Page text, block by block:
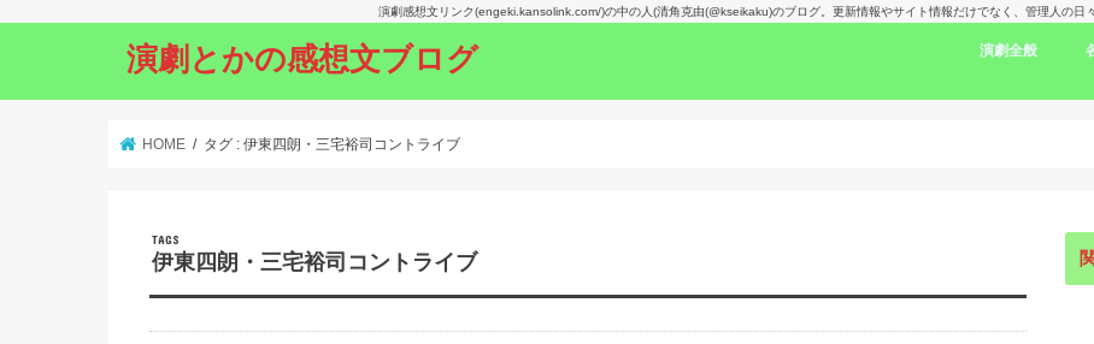
演劇感想文リンク(engeki.kansolink.com/)の中の人(清角克由(@kseikaku)のブログ。更新情報やサイト情報だけでなく、管理人の日
演劇とかの感想文ブログ 演劇全般
演劇感想文リンク
舞台で見た人のド
楽しみな舞台！
演劇賞
HOME タグ : 伊東四朗・三宅裕司コントライブ
伊東四朗・三宅裕司コントライブ